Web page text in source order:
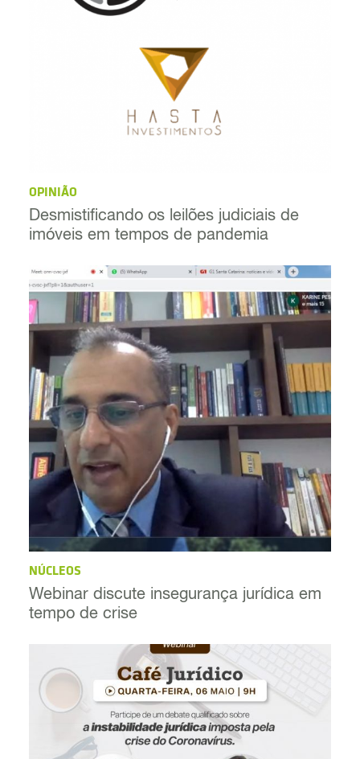
OPINIÃO
Desmistificando os leilões judiciais de
imóveis em tempos de pandemia
NÚCLEOS
Webinar discute insegurança jurídica em
tempo de crise